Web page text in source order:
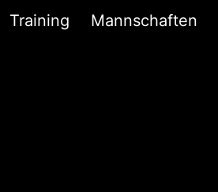
Training Mannschaften